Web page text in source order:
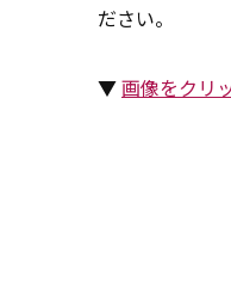
ださい。
▼画像をクリ